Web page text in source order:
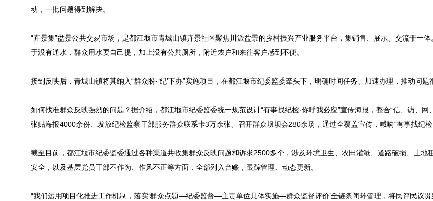
动，一批问题得到解决。
“卉景集”盆景公共交易市场，是都江堰市青城山镇卉景社区聚焦川派盆景的乡村振兴产业服务平台，集销售、展示、交流于一
于没有通水，群众用水要自己提，加上没有公共厕所，附近农户和来往客户感到不便。
接到反映后，青城山镇将其纳入“群众盼·‘纪’下办”实施项目，在都江堰市纪委监委牵头下，明确时间任务、加速办理，推动问题
如何找准群众反映强烈的问题？据介绍，都江堰市纪委监委统一规范设计“有事找纪检·你呼我必应”宣传海报，整合“信、访、网
张贴海报4000余份、发放纪检监察干部服务群众联系卡3万余张、召开群众坝坝会280余场，通过全覆盖宣传，喊响“有事找纪检”
截至目前，都江堰市纪委监委通过各种渠道共收集群众反映问题和诉求2500多个，涉及环境卫生、农田灌溉、道路破损、土地
安全，以及基层党员干部不作为、作风不正等方面，全部列入台账，跟踪管理、动态更新。
“我们运用项目化推进工作机制，落实‘群众点题—纪委监督—主责单位具体实施—群众监督评价’全链条闭环管理，将民评民议